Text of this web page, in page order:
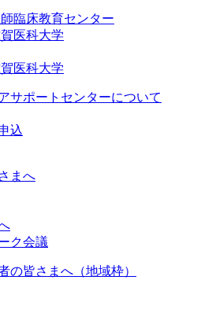
サポートセンターについて
込
まへ
ク会議
の皆さまへ（地域枠）